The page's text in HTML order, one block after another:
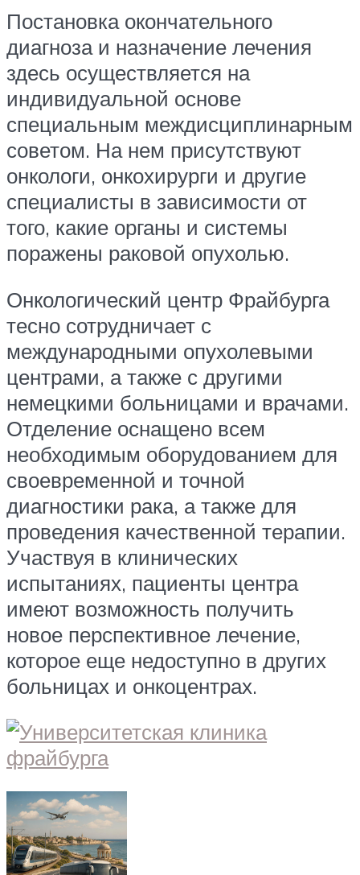
Постановка окончательного
диагноза и назначение лечения
здесь осуществляется на
индивидуальной основе
специальным междисциплинарным
советом. На нем присутствуют
онкологи, онкохирурги и другие
специалисты в зависимости от
того, какие органы и системы
поражены раковой опухолью.
Онкологический центр Фрайбурга
тесно сотрудничает с
международными опухолевыми
центрами, а также с другими
немецкими больницами и врачами.
Отделение оснащено всем
необходимым оборудованием для
своевременной и точной
диагностики рака, а также для
проведения качественной терапии.
Участвуя в клинических
испытаниях, пациенты центра
имеют возможность получить
новое перспективное лечение,
которое еще недоступно в других
больницах и онкоцентрах.